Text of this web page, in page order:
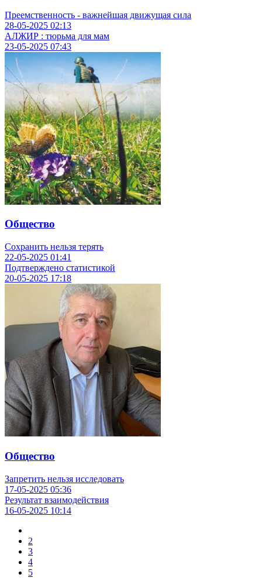
Преемственность - важнейшая движущая сила
28-05-2025 02:13
АЛЖИР : тюрьма для мам
23-05-2025 07:43
Общество
Сохранить нельзя терять
22-05-2025 01:41
Подтверждено статистикой
20-05-2025 17:18
Общество
Запретить нельзя исследовать
17-05-2025 05:36
Результат взаимодействия
16-05-2025 10:14
2
3
4
5